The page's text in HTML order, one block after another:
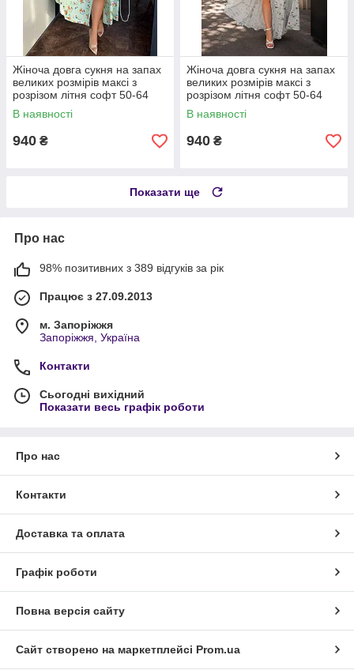
Жіноча довга сукня на запах
великих розмірів максі з
розрізом літня софт 50-64
В наявності
940 ₴
Жіноча довга сукня на запах
великих розмірів максі з
розрізом літня софт 50-64
В наявності
940 ₴
Показати ще
Про нас
98% позитивних з 389 відгуків за рік
Працює з 27.09.2013
м. Запоріжжя
Запоріжжя, Україна
Контакти
Сьогодні вихідний
Показати весь графік роботи
Про нас
Контакти
Доставка та оплата
Графік роботи
Повна версія сайту
Сайт створено на маркетплейсі Prom.ua